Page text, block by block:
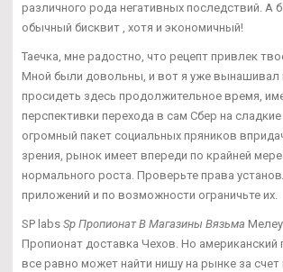
различного рода негативных последствий. А
обычный бисквит , хотя и экономичный!
Таечка, мне радостно, что рецепт привлек
Мной были довольны, и вот я уже вынашивал
просидеть здесь продолжительное время,
перспективки перехода в сам Сбер на
огромный пакет социальных пряников
зрения, рынок имеет впереди по крайней
нормального роста. Проверьте права
приложений и по возможности ограничьте их.
SP labs Sp Пропионат В Магазины Вязьма
Пропионат доставка Чехов. Но американский
все равно может найти нишу на рынке за счет